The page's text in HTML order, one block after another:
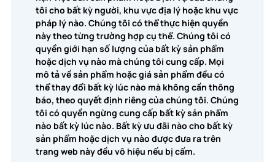
tôi cho bất kỳ người, khu vực địa lý hoặc khu vực
pháp lý nào. Chúng tôi có thể thực hiện quyền
này theo từng trường hợp cụ thể. Chúng tôi có
quyền giới hạn số lượng của bất kỳ sản phẩm
hoặc dịch vụ nào mà chúng tôi cung cấp. Mọi
mô tả về sản phẩm hoặc giá sản phẩm đều có
thể thay đổi bất kỳ lúc nào mà không cần thông
báo, theo quyết định riêng của chúng tôi. Chúng
tôi có quyền ngừng cung cấp bất kỳ sản phẩm
nào bất kỳ lúc nào. Bất kỳ ưu đãi nào cho bất kỳ
sản phẩm hoặc dịch vụ nào được đưa ra trên
trang web này đều vô hiệu nếu bị cấm.